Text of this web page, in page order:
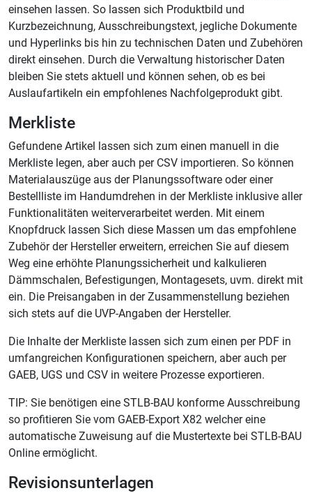
einsehen lassen. So lassen sich Produktbild und
Kurzbezeichnung, Ausschreibungstext, jegliche Dokumente
und Hyperlinks bis hin zu technischen Daten und Zubehören
direkt einsehen. Durch die Verwaltung historischer Daten
bleiben Sie stets aktuell und können sehen, ob es bei
Auslaufartikeln ein empfohlenes Nachfolgeprodukt gibt.
Merkliste
Gefundene Artikel lassen sich zum einen manuell in die
Merkliste legen, aber auch per CSV importieren. So können
Materialauszüge aus der Planungssoftware oder einer
Bestellliste im Handumdrehen in der Merkliste inklusive aller
Funktionalitäten weiterverarbeitet werden. Mit einem
Knopfdruck lassen Sich diese Massen um das empfohlene
Zubehör der Hersteller erweitern, erreichen Sie auf diesem
Weg eine erhöhte Planungssicherheit und kalkulieren
Dämmschalen, Befestigungen, Montagesets, uvm. direkt mit
ein. Die Preisangaben in der Zusammenstellung beziehen
sich stets auf die UVP-Angaben der Hersteller.
Die Inhalte der Merkliste lassen sich zum einen per PDF in
umfangreichen Konfigurationen speichern, aber auch per
GAEB, UGS und CSV in weitere Prozesse exportieren.
TIP: Sie benötigen eine STLB-BAU konforme Ausschreibung
so profitieren Sie vom GAEB-Export X82 welcher eine
automatische Zuweisung auf die Mustertexte bei STLB-BAU
Online ermöglicht.
Revisionsunterlagen